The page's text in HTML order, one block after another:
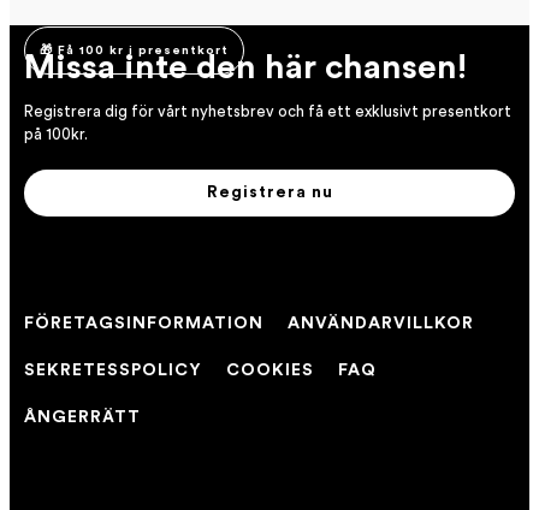
🎁 Få 100 kr i presentkort
Missa inte den här chansen!
Registrera dig för vårt nyhetsbrev och få ett exklusivt presentkort
på 100kr.
Registrera nu
FÖRETAGSINFORMATION ANVÄNDARVILLKOR
SEKRETESSPOLICY COOKIES FAQ
ÅNGERRÄTT